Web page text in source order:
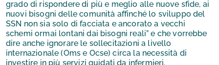
grado di rispondere di più e meglio alle nuove sfide, ai
nuovi bisogni delle comunità affinché lo sviluppo del
SSN non sia solo di facciata e ancorato a vecchi
schemi ormai lontani dai bisogni reali” e che vorrebbe
dire anche ignorare le sollecitazioni a livello
internazionale (Oms e Ocse) circa la necessità di
investire in più servizi guidati da infermieri.